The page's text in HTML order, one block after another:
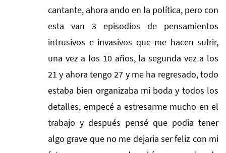
cantante, ahora ando en la política, pero con
esta van 3 episodios de pensamientos
intrusivos e invasivos que me hacen sufrir,
una vez a los 10 años, la segunda vez a los
21 y ahora tengo 27 y me ha regresado, todo
estaba bien organizaba mi boda y todos los
detalles, empecé a estresarme mucho en el
trabajo y después pensé que podia tener
algo grave que no me dejaria ser feliz con mi